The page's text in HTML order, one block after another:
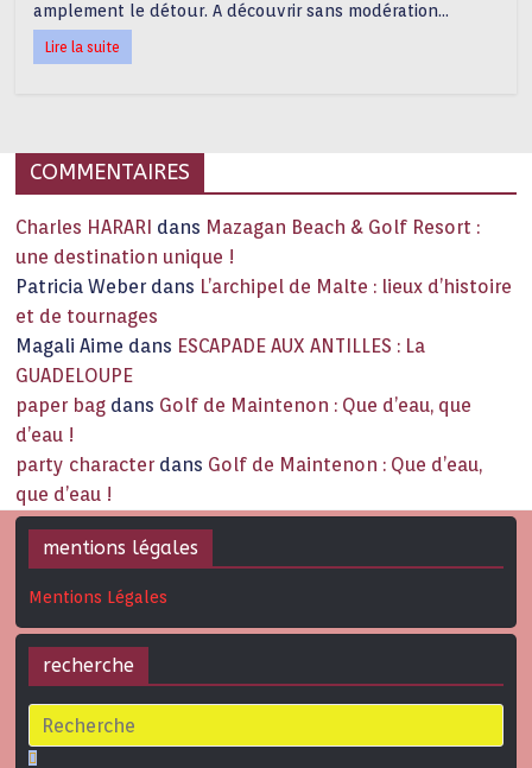
amplement le détour. A découvrir sans modération…
Lire la suite
COMMENTAIRES
Charles HARARI dans Mazagan Beach & Golf Resort :
une destination unique !
Patricia Weber dans L’archipel de Malte : lieux d’histoire
et de tournages
Magali Aime dans ESCAPADE AUX ANTILLES : La
GUADELOUPE
paper bag dans Golf de Maintenon : Que d’eau, que
d’eau !
party character dans Golf de Maintenon : Que d’eau,
que d’eau !
mentions légales
Mentions Légales
recherche